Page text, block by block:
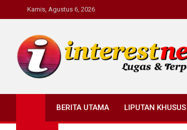
to
Kamis, Agustus 6, 2026
Interestnews.or.id
BERITA UTAMA LIPUTAN KHUSUS